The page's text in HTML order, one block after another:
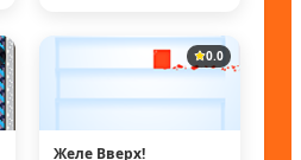
0.0
Желе Вверх!